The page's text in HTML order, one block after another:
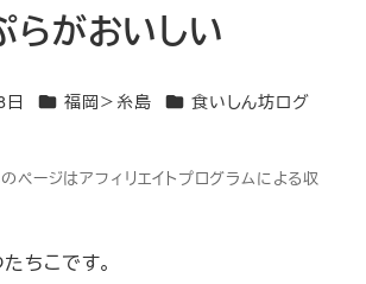
らがおいしい
カテゴリー
福岡＞糸島 カテゴリー
食いしん坊ログ
ページはアフィリエイトプログラムによる収
ちこです。